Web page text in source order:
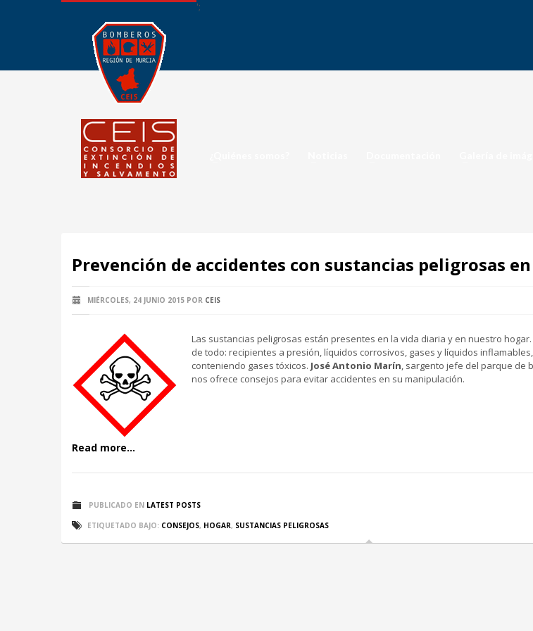
';
Prevención de accidentes con sustancias peligrosas
MIÉRCOLES, 24 JUNIO 2015 POR CEIS
Las sustancias peligrosas están presentes en la vida diaria y en nuestro
de todo: recipientes a presión, líquidos corrosivos, gases y líquidos
conteniendo gases tóxicos. José Antonio Marín, sargento jefe del parque de
nos ofrece consejos para evitar accidentes en su manipulación.
Read more...
PUBLICADO EN LATEST POSTS
ETIQUETADO BAJO: CONSEJOS, HOGAR, SUSTANCIAS PELIGROSAS